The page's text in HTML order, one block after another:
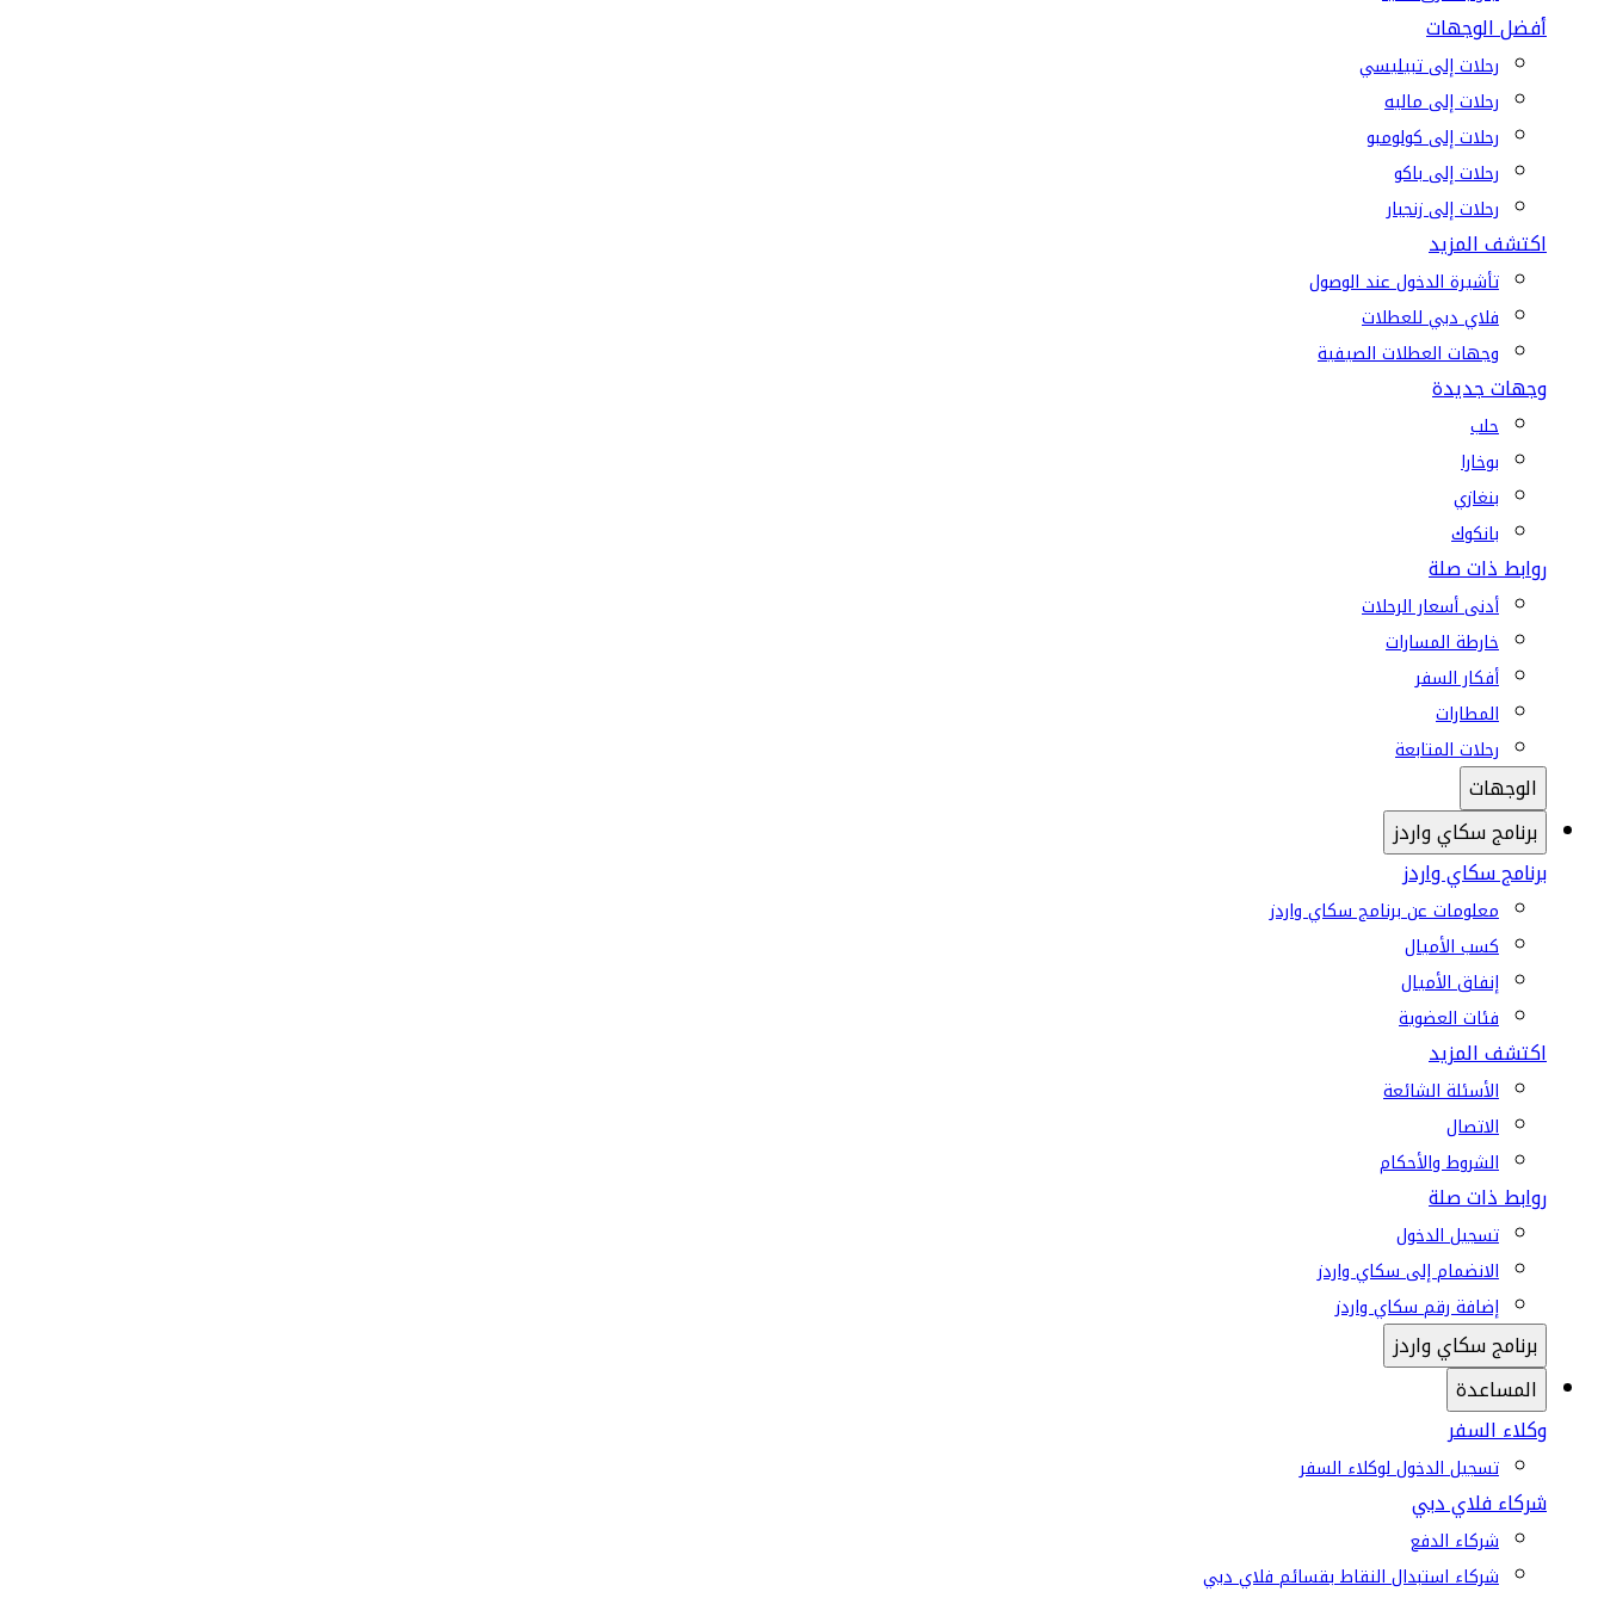
أفضل الوجهات
رحلات إلى تبيليسي
رحلات إلى ماليه
رحلات إلى كولومبو
رحلات إلى باكو
رحلات إلى زنجبار
اكتشف المزيد
تأشيرة الدخول عند الوصول
فلاي دبي للعطلات
وجهات العطلات الصيفية
وجهات جديدة
حلب
بوخارا
بنغازي
بانكوك
روابط ذات صلة
أدنى أسعار الرحلات
خارطة المسارات
أفكار السفر
المطارات
رحلات المتابعة
الوجهات
برنامج سكاي واردز
برنامج سكاي واردز
معلومات عن برنامج سكاي واردز
كسب الأميال
إنفاق الأميال
فئات العضوية
اكتشف المزيد
الأسئلة الشائعة
الاتصال
الشروط والأحكام
روابط ذات صلة
تسجيل الدخول
الانضمام إلى سكاي واردز
إضافة رقم سكاي واردز
برنامج سكاي واردز
المساعدة
وكلاء السفر
تسجيل الدخول لوكلاء السفر
شركاء فلاي دبي
شركاء الدفع
شركاء استبدال النقاط بقسائم فلاي دبي